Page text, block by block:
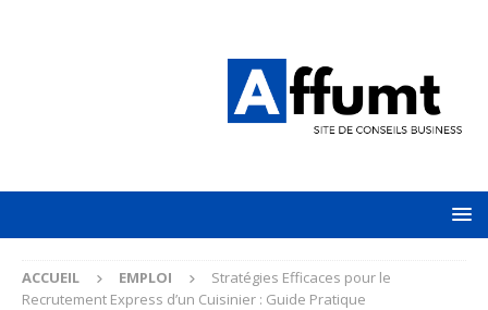
ACCUEIL EMPLOI
Stratégies Efficaces pour le
Recrutement Express d’un Cuisinier : Guide Pratique